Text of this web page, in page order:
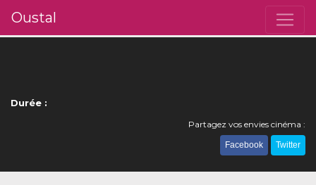
Oustal
Durée :
Partagez vos envies cinéma :
Facebook Twitter